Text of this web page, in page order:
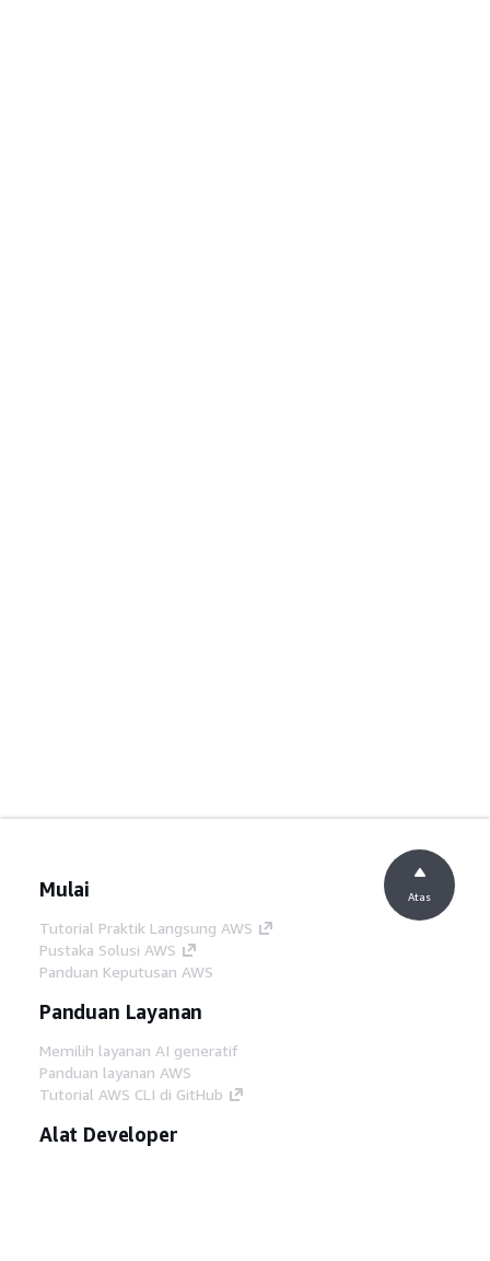
Mulai
Tutorial Praktik Langsung AWS
Pustaka Solusi AWS
Panduan Keputusan AWS
Panduan Layanan
Memilih layanan AI generatif
Panduan layanan AWS
Tutorial AWS CLI di GitHub
Alat Developer
Atas